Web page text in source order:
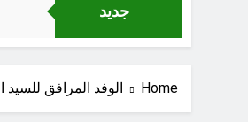
جديد
Home الوفد المرافق للسيد